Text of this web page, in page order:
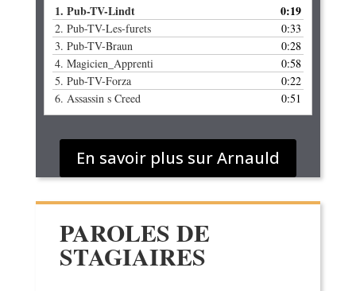
1. Pub-TV-Lindt 0:19
2. Pub-TV-Les-furets
0:33
3. Pub-TV-Braun
0:28
4. Magicien_Apprenti
0:58
5. Pub-TV-Forza
0:22
6. Assassin s Creed 0:51
En savoir plus sur Arnauld
PAROLES DE
STAGIAIRES